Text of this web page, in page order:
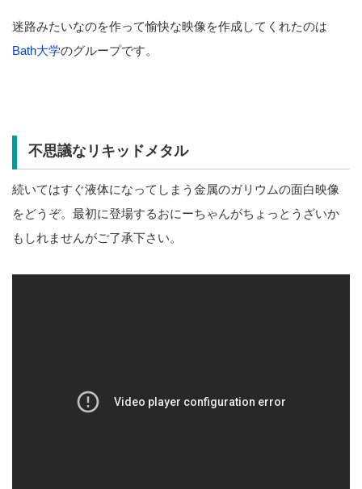
迷路みたいなのを作って愉快な映像を作成してくれたのは
Bath大学のグループです。
不思議なリキッドメタル
続いてはすぐ液体になってしまう金属のガリウムの面白映像
をどうぞ。最初に登場するおにーちゃんがちょっとうざいか
もしれませんがご了承下さい。